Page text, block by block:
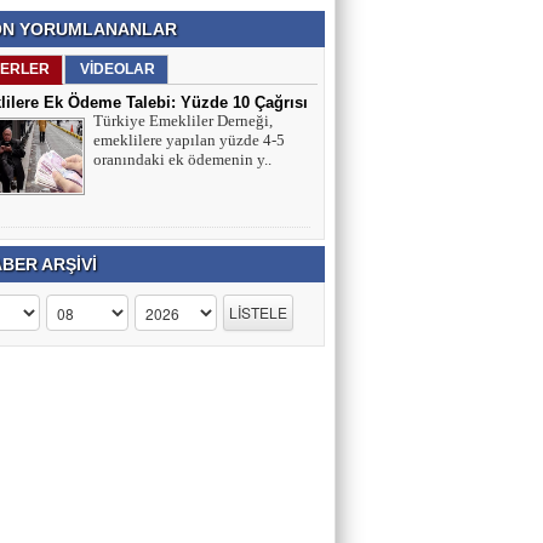
YORUMLANANLAR
VİDEOLAR
Ek Ödeme Talebi: Yüzde 10 Çağrısı
Türkiye Emekliler Derneği,
emeklilere yapılan yüzde 4-5
oranındaki ek ödemenin y..
ARŞİVİ